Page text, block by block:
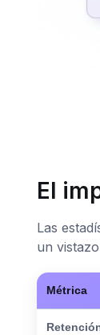
El
Las
un
Métrica